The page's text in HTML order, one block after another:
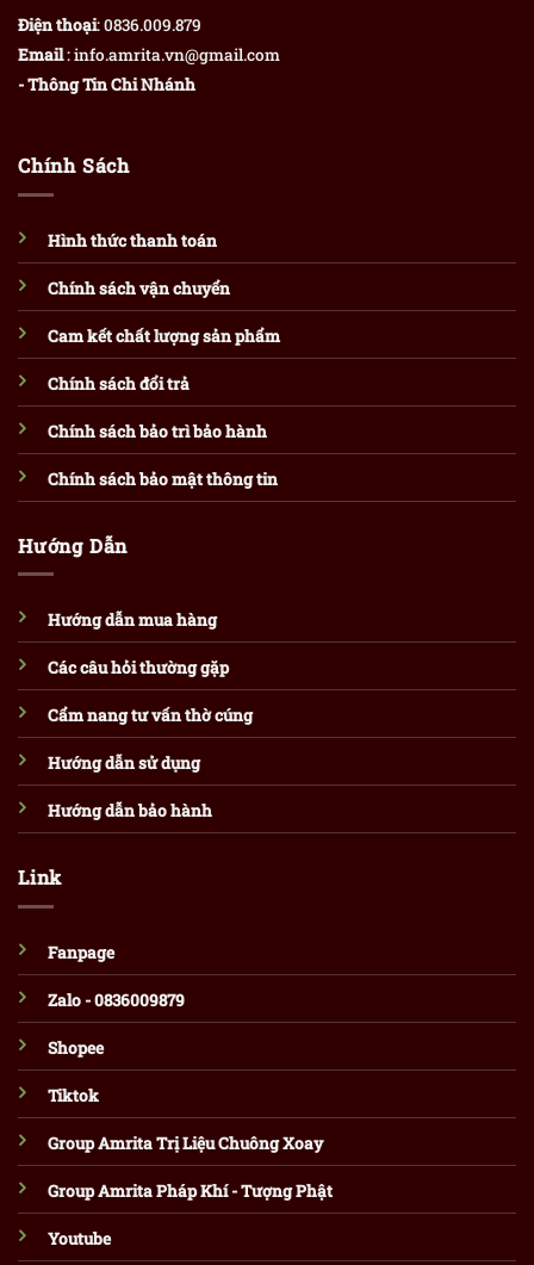
Điện thoại: 0836.009.879
Email: info.amrita.vn@gmail.com
- Thông Tin Chi Nhánh
Chính Sách
Hình thức thanh toán
Chính sách vận chuyển
Cam kết chất lượng sản phẩm
Chính sách đổi trả
Chính sách bảo trì bảo hành
Chính sách bảo mật thông tin
Hướng Dẫn
Hướng dẫn mua hàng
Các câu hỏi thường gặp
Cẩm nang tư vấn thờ cúng
Hướng dẫn sử dụng
Hướng dẫn bảo hành
Link
Fanpage
Zalo - 0836009879
Shopee
Tiktok
Group Amrita Trị Liệu Chuông Xoay
Group Amrita Pháp Khí - Tượng Phật
Youtube